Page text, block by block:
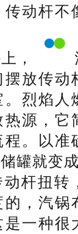
动杆不
，
放传动
烈焰人
源，它
。以准
罐就变
杆扭转
，汽锅
一种很